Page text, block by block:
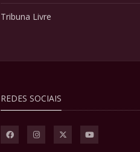
Tribuna Livre
REDES SOCIAIS